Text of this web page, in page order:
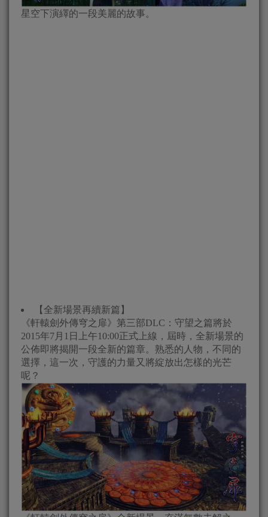
星空下演繹的一段美麗的故事。
【全新場景再續新篇】
《軒轅劍外傳穹之扉》第三部DLC：守望之篇將於
2015年7月1日上午10:00正式上線，屆時，全新場景的
公佈即將揭開一段全新的篇章。熟悉的人物，不同的
選擇，這一次，守護的力量又將綻放出怎樣的光芒
呢？